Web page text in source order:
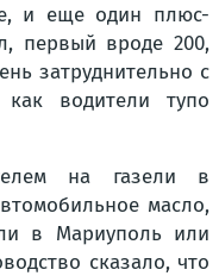
и еще один плюс-
первый вроде 200,
затруднительно с
водители тупо
на газели в
масло,
в Мариуполь или
сказало, что